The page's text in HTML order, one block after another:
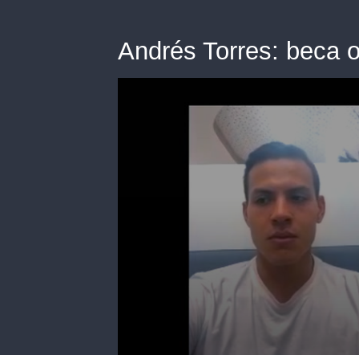
Andrés Torres: beca